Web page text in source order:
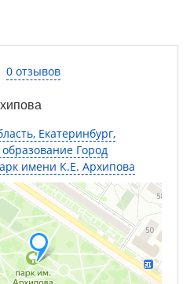
0 отзывов
Екатеринбург,
Город
имени К.Е. Архипова